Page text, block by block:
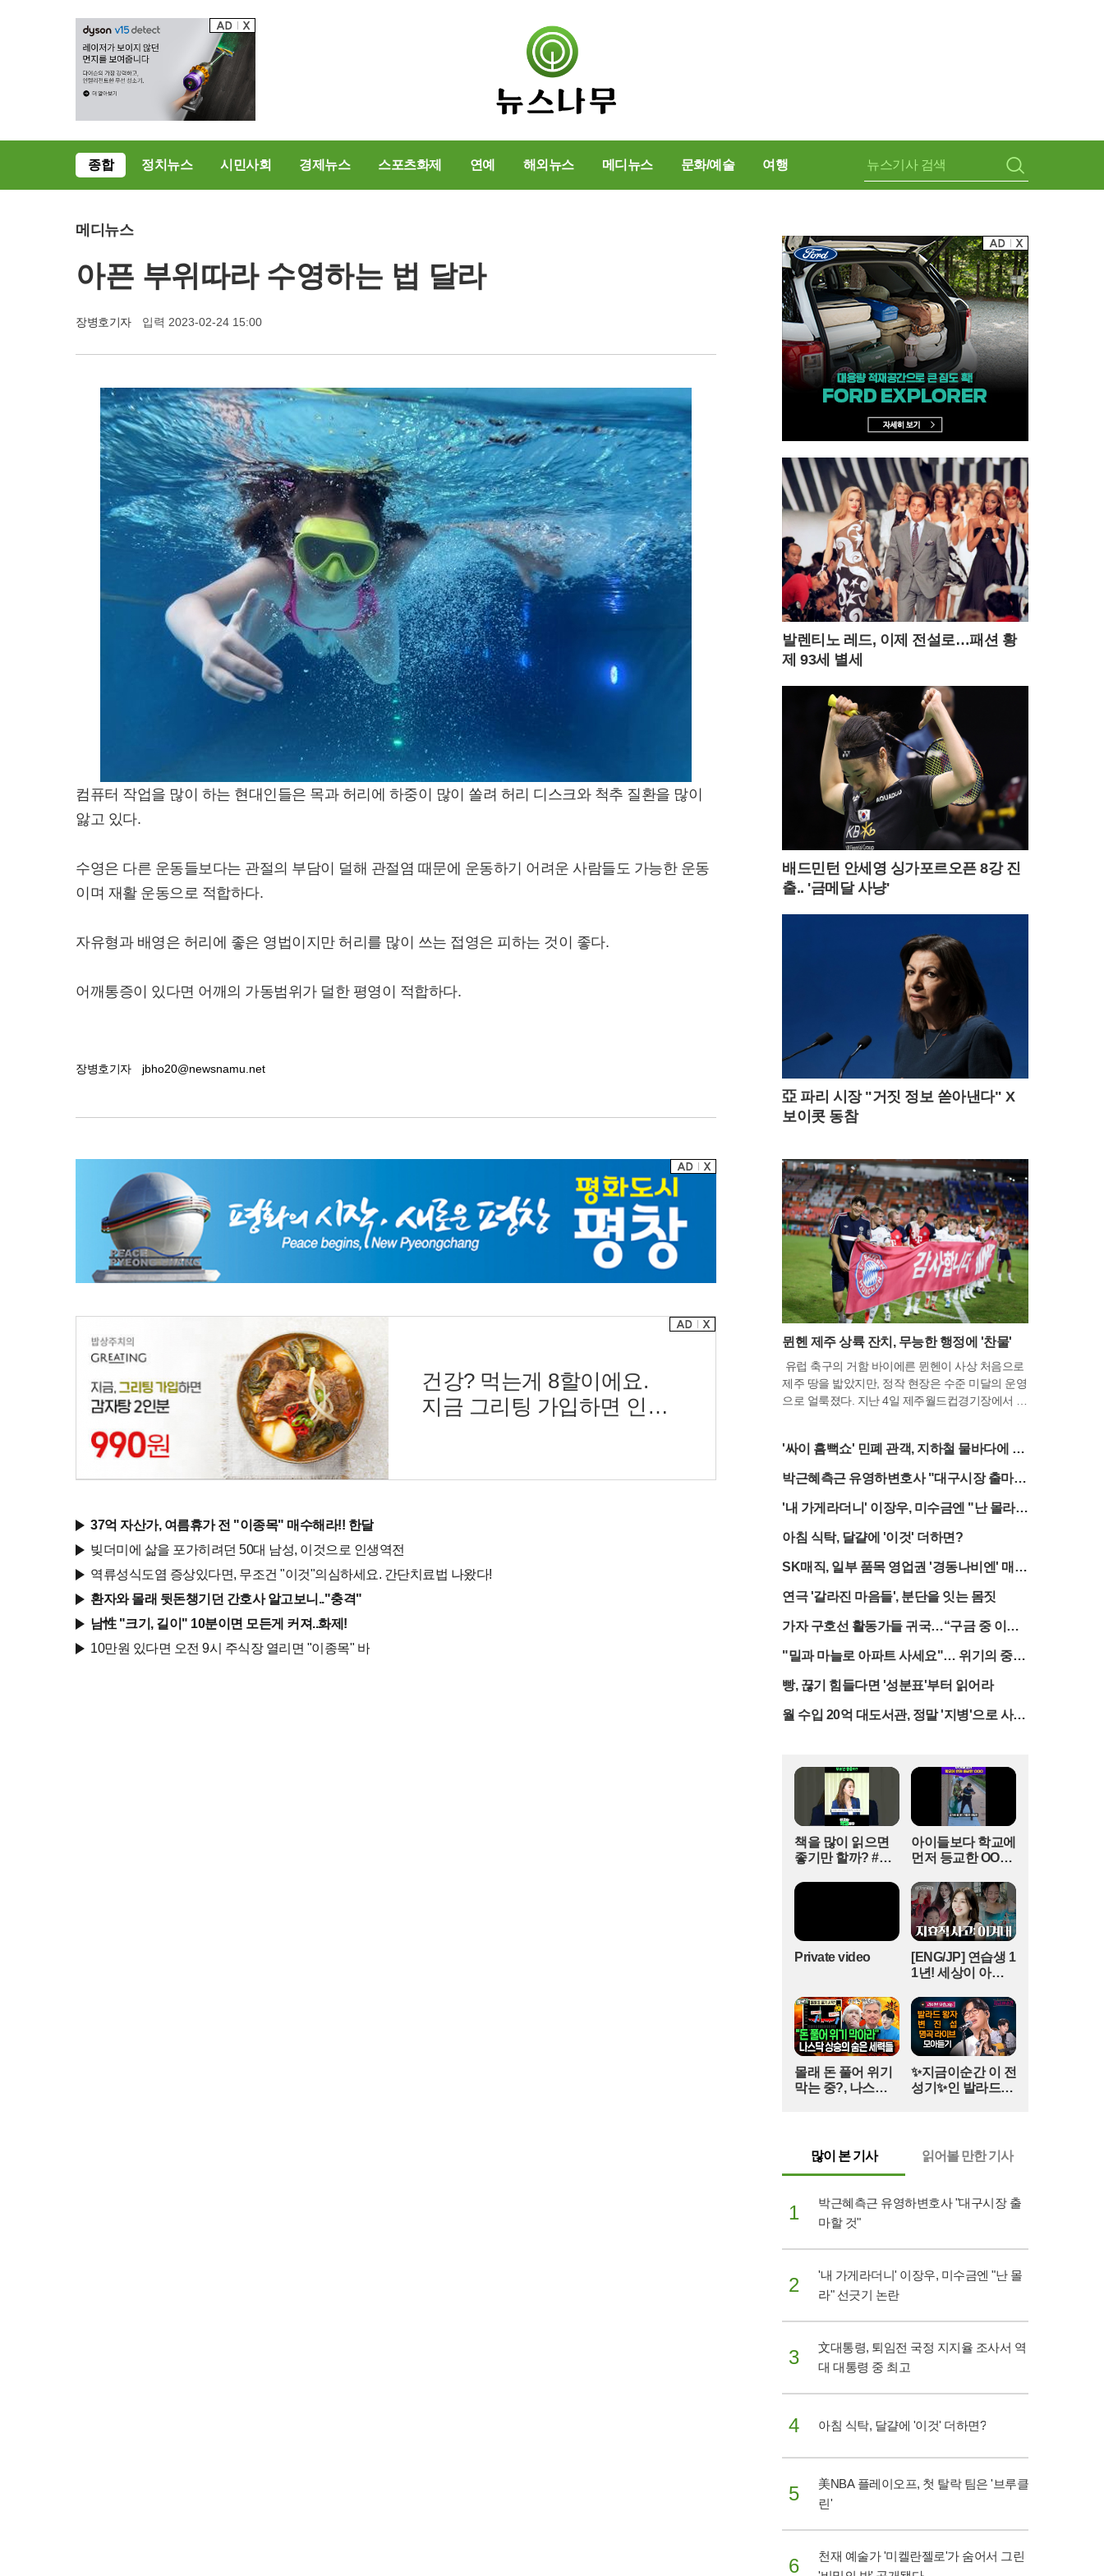
검
색
종합 정치뉴스 시민사회 경제뉴스 스포츠화제 연예 해외뉴스 메디뉴스 문화/예술 여행
메디뉴스
아픈 부위따라 수영하는 법 달라
장병호기자 입력 2023-02-24 15:00
컴퓨터 작업을 많이 하는 현대인들은 목과 허리에 하중이 많이 쏠려 허리 디스크와 척추 질환을 많이
앓고 있다.
수영은 다른 운동들보다는 관절의 부담이 덜해 관절염 때문에 운동하기 어려운 사람들도 가능한 운동
이며 재활 운동으로 적합하다.
자유형과 배영은 허리에 좋은 영법이지만 허리를 많이 쓰는 접영은 피하는 것이 좋다.
어깨통증이 있다면 어깨의 가동범위가 덜한 평영이 적합하다.
장병호기자 jbho20@newsnamu.net
건강? 먹는게 8할이에요.
지금 그리팅 가입하면 인기
37억 자산가, 여름휴가 전 "이종목" 매수해라!! 한달
빚더미에 삶을 포가히려던 50대 남성, 이것으로 인생역전
역류성식도염 증상있다면, 무조건 "이것"의심하세요. 간단치료법 나왔다!
환자와 몰래 뒷돈챙기던 간호사 알고보니.."충격"
남性 "크기, 길이" 10분이면 모든게 커져..화제!
10만원 있다면 오전 9시 주식장 열리면 "이종목" 바
발렌티노 레드, 이제 전설로…패션 황
제 93세 별세
배드민턴 안세영 싱가포르오픈 8강 진
출.. '금메달 사냥'
亞 파리 시장 "거짓 정보 쏟아낸다" X
보이콧 동참
뮌헨 제주 상륙 잔치, 무능한 행정에 '찬물'
유럽 축구의 거함 바이에른 뮌헨이 사상 처음으로
제주 땅을 밟았지만, 정작 현장은 수준 미달의 운영
으로 얼룩졌다. 지난 4일 제주월드컵경기장에서 열
다. 하지만 화려한 그라운드 위 모습과 달리 경기장
안팎은 통제 불능의 혼란 그 자체였다. 주최 측의
미숙한 행정 처리는 축제 분위기를 기대했던 팬들
과 취재진에게 씻을 수 없는 실망감을 안겼다.가장
았다는 점이다. 경기 후 공식 기자회견과 선수단 이
니 감독의 발언이 이어지는 도중 바이에른 선수들
이 이미 경기장을 떠나고 있다는 소식이 전해졌고,
이 과정에서 취재진과 운영 인력 사이에 고성이 오
갔다. 김민재의 소감을 직접 듣고자 했던 계획은 무
사인 요청 인파가 뒤섞여 본래의 기능을 완전히 상
실했다.입장권 판매와 검표 과정에서도 원칙은 실
종됐다. 주최 측은 암표 근절을 위해 엄격한 본인
확인 절차를 예고했으나, 실제 현장에서는 정체 현
반석으로 밀려나는 촌극이 벌어졌다. 반면 원정 응
원석은 상대 팀 팬들이 차지하는 기현상이 나타나
며 예매 시스템의 허점을 여실히 드러냈다.관중석
러 온 박지성과 이영표 등 축구계 원로들이 전광판
에 잡히자, 일부 팬들이 구역을 무단으로 이탈해 이
들에게 접근하는 소동이 일어났다. 안전요원의 제
지가 전무한 상황에서 일반 관중이 기자석과 VIP
구역을 자유롭게 드나드는 위험천만한 장면이 연
출됐다. 결국 유명 인사들이 소란을 피해 하프타임
에 자리를 옮겨야 할 정도로 현장 경호 체계는 무기
력한 모습을 보였다.기본적인 선수 명단 관리에서
지 배포된 공식 명단에는 제주 소속 선수들의 영문
이름이 틀리게 기재되거나, 신입 외국인 선수의 성
함이 누락되는 등 기초적인 실수가 반복됐다. 제주
구단과의 유기적인 협력이 전혀 이뤄지지 않았음
을 보여주는 대목이다. 경기가 한참 진행된 후에야
수정된 명단이 다시 전달됐지만, 이미 주최 측의 전
만 명의 인파가 몰리는 대형 이벤트를 준비하면서
도 안전 관리와 미디어 대응, 티켓 운영 등 어느 것
남을 소중한 기회는 주최 측의 무책임한 방관 속에
팬들의 원성과 행정적 혼란만이 가득한 상처뿐인
기록으로 남게 됐다.
'싸이 흠뻑쇼' 민폐 관객, 지하철 물바다에 시
박근혜측근 유영하변호사 "대구시장 출마할
'내 가게라더니' 이장우, 미수금엔 "난 몰라"
아침 식탁, 달걀에 '이것' 더하면?
SK매직, 일부 품목 영업권 '경동나비엔' 매
연극 '갈라진 마음들', 분단을 잇는 몸짓
가자 구호선 활동가들 귀국…“구금 중 이스
"밀과 마늘로 아파트 사세요"… 위기의 중국
빵, 끊기 힘들다면 '성분표'부터 읽어라
월 수입 20억 대도서관, 정말 '지병'으로 사
책을 많이 읽으면
좋기만 할까? #얘
서교육 #슬기로운
아이들보다 학교에
먼저 등교한 OOO
시 #스브스프리미
엄 #shorts
Private video
[ENG/JP] 연습생 1
1년! 세상이 아무
다시 CHEER UP
하게 만드는 지효
적 사고 | 아주 사적
인 미술관 EP. 06 /
14F
몰래 돈 풀어 위기
막는 중?, 나스닥
✨지금이순간 이 전
성기✨인 발라드왕
이순간 (매주 [목]
저녁 8:20)
많이 본 기사 읽어볼 만한 기사
1
박근혜측근 유영하변호사 "대구시장 출
마할 것"
2
'내 가게라더니' 이장우, 미수금엔 "난 몰
라" 선긋기 논란
3
文대통령, 퇴임전 국정 지지율 조사서 역
대 대통령 중 최고
4 아침 식탁, 달걀에 '이것' 더하면?
5
美NBA 플레이오프, 첫 탈락 팀은 '브루클
린'
6
천재 예술가 '미켈란젤로'가 숨어서 그린